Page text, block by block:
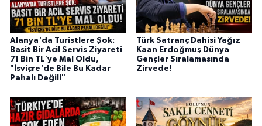
Alanya'da Turistlere Şok:
Basit Bir Acil Servis Ziyareti
71 Bin TL'ye Mal Oldu,
"İsviçre'de Bile Bu Kadar
Pahalı Değil!"
Türk Satranç Dahisi Yağız
Kaan Erdoğmuş Dünya
Gençler Sıralamasında
Zirvede!